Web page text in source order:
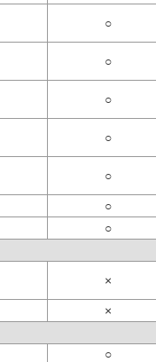
○
○
○
○
○
○
○
×
×
○